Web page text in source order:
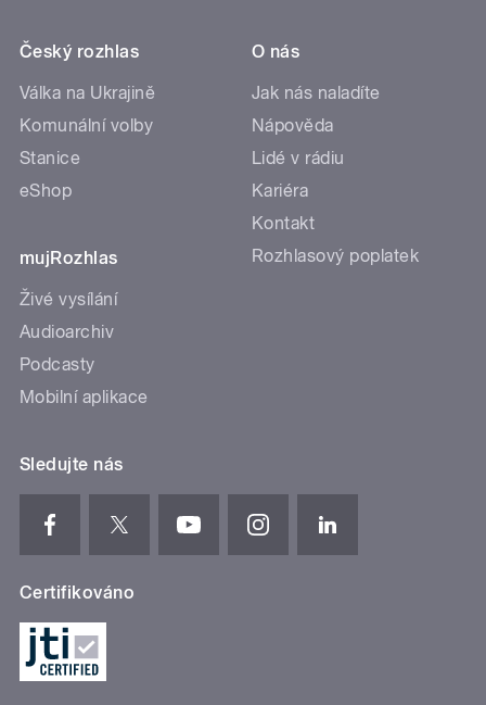
Český rozhlas
Válka na Ukrajině
Komunální volby
Stanice
eShop
mujRozhlas
Živé vysílání
Audioarchiv
Podcasty
Mobilní aplikace
O nás
Jak nás naladíte
Nápověda
Lidé v rádiu
Kariéra
Kontakt
Rozhlasový poplatek
Sledujte nás
Certifikováno